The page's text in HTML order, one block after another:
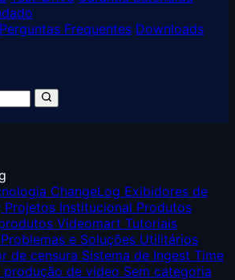
Perguntas Frequentes Downloads
ChangeLog Exibidores de
Projetos Institucional Produtos
Videomart Tutoriais
Problemas e Soluções Utilitários
de censura Sistema de Ingest Time
produção de vídeo Sem categoria